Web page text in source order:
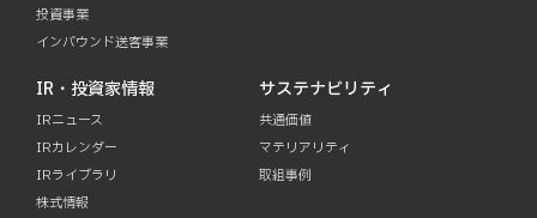
投資事業
インバウンド送客事業
IR・投資家情報
IRニュース
IRカレンダー
IRライブラリ
株式情報
サステナビリティ
共通価値
マテリアリティ
取組事例